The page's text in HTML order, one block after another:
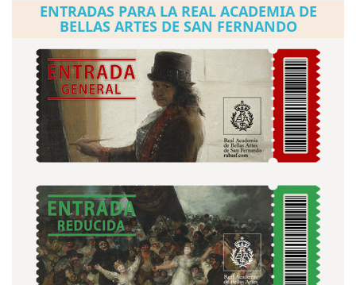
ENTRADAS PARA LA REAL ACADEMIA DE
BELLAS ARTES DE SAN FERNANDO